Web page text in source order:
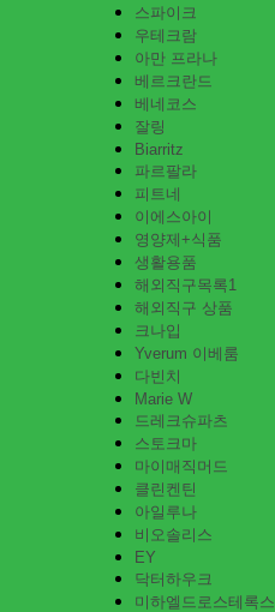
스파이크
우테크람
아만 프라나
베르크란드
베네코스
잘링
Biarritz
파르팔라
피트네
이에스아이
영양제+식품
생활용품
해외직구목록1
해외직구 상품
크나입
Yverum 이베룸
다빈치
Marie W
드레크슈파츠
스토크마
마이매직머드
클린켄틴
아일루나
비오솔리스
EY
닥터하우크
미하엘드로스테록스